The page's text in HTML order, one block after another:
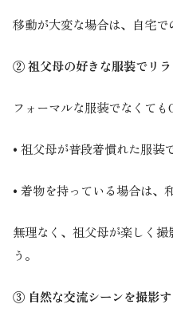
移動が大変な場合は、自宅で
② 祖父母の好きな服装でリラ
フォーマルな服装でなくても
• 祖父母が普段着慣れた服装
• 着物を持っている場合は、
無理なく、祖父母が楽しく
う。
③ 自然な交流シーンを撮影す